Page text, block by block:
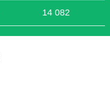
14 082